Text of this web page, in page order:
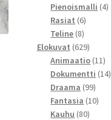
Pienoismalli 44
Rasiat 66
tuotetta
Teline 88
tuotetta
Elokuvat 629629
tuotetta
Animaatio 1111
Dokumentti 1414
Draama 9999
Fantasia 1010
Kauhu 8080